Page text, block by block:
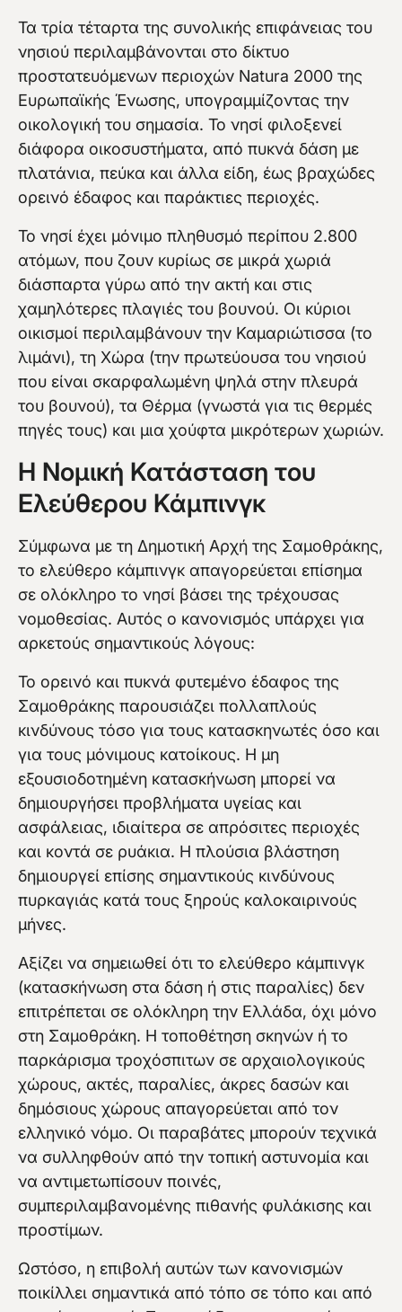
Τα τρία τέταρτα της συνολικής επιφάνειας του
νησιού περιλαμβάνονται στο δίκτυο
προστατευόμενων περιοχών Natura 2000 της
Ευρωπαϊκής Ένωσης, υπογραμμίζοντας την
οικολογική του σημασία. Το νησί φιλοξενεί
διάφορα οικοσυστήματα, από πυκνά δάση με
πλατάνια, πεύκα και άλλα είδη, έως βραχώδες
ορεινό έδαφος και παράκτιες περιοχές.
Το νησί έχει μόνιμο πληθυσμό περίπου 2.800
ατόμων, που ζουν κυρίως σε μικρά χωριά
διάσπαρτα γύρω από την ακτή και στις
χαμηλότερες πλαγιές του βουνού. Οι κύριοι
οικισμοί περιλαμβάνουν την Καμαριώτισσα (το
λιμάνι), τη Χώρα (την πρωτεύουσα του νησιού
που είναι σκαρφαλωμένη ψηλά στην πλευρά
του βουνού), τα Θέρμα (γνωστά για τις θερμές
πηγές τους) και μια χούφτα μικρότερων χωριών.
Η Νομική Κατάσταση του
Ελεύθερου Κάμπινγκ
Σύμφωνα με τη Δημοτική Αρχή της Σαμοθράκης,
το ελεύθερο κάμπινγκ απαγορεύεται επίσημα
σε ολόκληρο το νησί βάσει της τρέχουσας
νομοθεσίας. Αυτός ο κανονισμός υπάρχει για
αρκετούς σημαντικούς λόγους:
Το ορεινό και πυκνά φυτεμένο έδαφος της
Σαμοθράκης παρουσιάζει πολλαπλούς
κινδύνους τόσο για τους κατασκηνωτές όσο και
για τους μόνιμους κατοίκους. Η μη
εξουσιοδοτημένη κατασκήνωση μπορεί να
δημιουργήσει προβλήματα υγείας και
ασφάλειας, ιδιαίτερα σε απρόσιτες περιοχές
και κοντά σε ρυάκια. Η πλούσια βλάστηση
δημιουργεί επίσης σημαντικούς κινδύνους
πυρκαγιάς κατά τους ξηρούς καλοκαιρινούς
μήνες.
Αξίζει να σημειωθεί ότι το ελεύθερο κάμπινγκ
(κατασκήνωση στα δάση ή στις παραλίες) δεν
επιτρέπεται σε ολόκληρη την Ελλάδα, όχι μόνο
στη Σαμοθράκη. Η τοποθέτηση σκηνών ή το
παρκάρισμα τροχόσπιτων σε αρχαιολογικούς
χώρους, ακτές, παραλίες, άκρες δασών και
δημόσιους χώρους απαγορεύεται από τον
ελληνικό νόμο. Οι παραβάτες μπορούν τεχνικά
να συλληφθούν από την τοπική αστυνομία και
να αντιμετωπίσουν ποινές,
συμπεριλαμβανομένης πιθανής φυλάκισης και
προστίμων.
Ωστόσο, η επιβολή αυτών των κανονισμών
ποικίλλει σημαντικά από τόπο σε τόπο και από